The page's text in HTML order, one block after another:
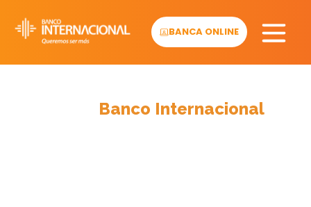
content
BANCA ONLINE
Banco Internacional